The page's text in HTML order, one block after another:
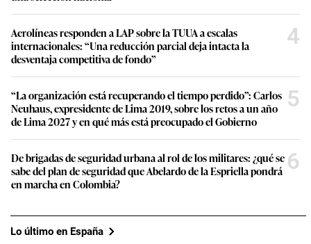
Aerolíneas responden a LAP sobre la TUUA a escalas
internacionales: “Una reducción parcial deja intacta la
desventaja competitiva de fondo”
4
“La organización está recuperando el tiempo perdido”: Carlos
Neuhaus, expresidente de Lima 2019, sobre los retos a un año
de Lima 2027 y en qué más está preocupado el Gobierno
5
De brigadas de seguridad urbana al rol de los militares: ¿qué se
sabe del plan de seguridad que Abelardo de la Espriella pondrá
en marcha en Colombia?
6
Lo último en España